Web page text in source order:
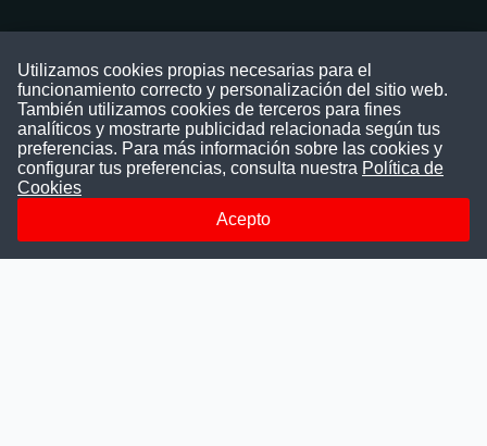
Puede comunicarse con nosotros a través
nuestras redes sociales o del correo:
contacto@convocatoriasdetrabajo.com
Siguenos en:
Utilizamos cookies propias necesarias para el
funcionamiento correcto y personalización del sitio web.
También utilizamos cookies de terceros para fines
analíticos y mostrarte publicidad relacionada según tus
preferencias. Para más información sobre las cookies y
configurar tus preferencias, consulta nuestra Política de
Cookies
Acepto